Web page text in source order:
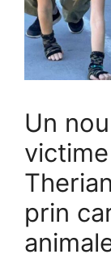
Un
prin